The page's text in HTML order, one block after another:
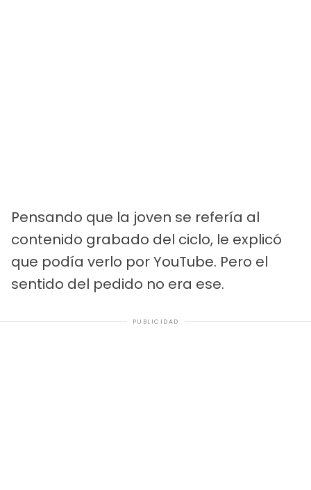
Pensando que la joven se refería al
contenido grabado del ciclo, le explicó
que podía verlo por YouTube. Pero el
sentido del pedido no era ese.
PUBLICIDAD